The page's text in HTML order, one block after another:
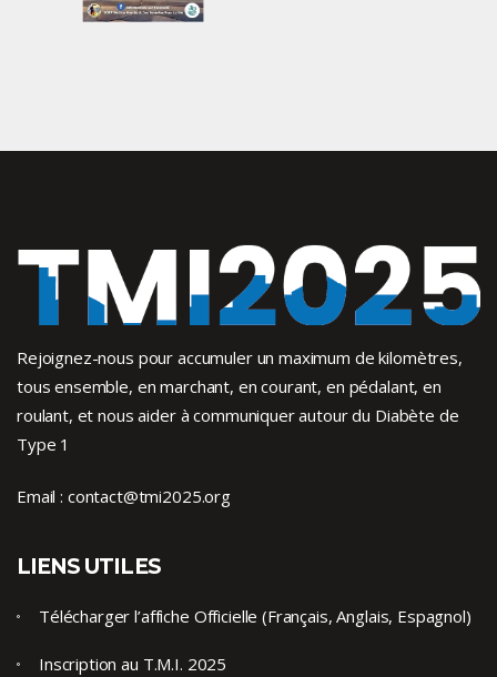
Rejoignez-nous pour accumuler un maximum de kilomètres,
tous ensemble, en marchant, en courant, en pédalant, en
roulant, et nous aider à communiquer autour du Diabète de
Type 1
Email : contact@tmi2025.org
LIENS UTILES
Télécharger l’affiche Officielle (Français, Anglais, Espagnol)
Inscription au T.M.I. 2025